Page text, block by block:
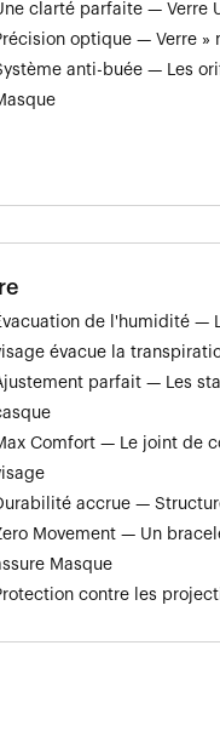
clarté parfaite — Verre
optique — Verre
anti-buée — Les
de l'humidité —
évacue la
parfait — Les
Comfort — Le joint de
accrue —
Movement — Un
Masque
contre les